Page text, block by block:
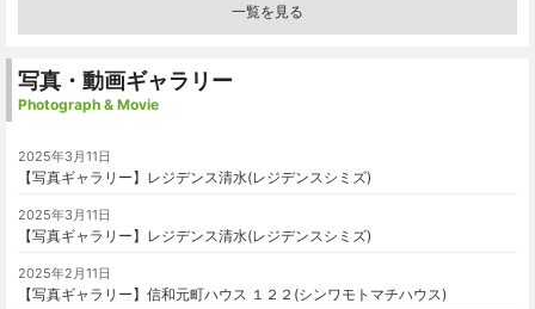
一覧を見る
写真・動画ギャラリー
Photograph & Movie
2025年3月11日
【写真ギャラリー】レジデンス清水(レジデンスシミズ)
2025年3月11日
【写真ギャラリー】レジデンス清水(レジデンスシミズ)
2025年2月11日
【写真ギャラリー】信和元町ハウス １２２(シンワモトマチハウス)